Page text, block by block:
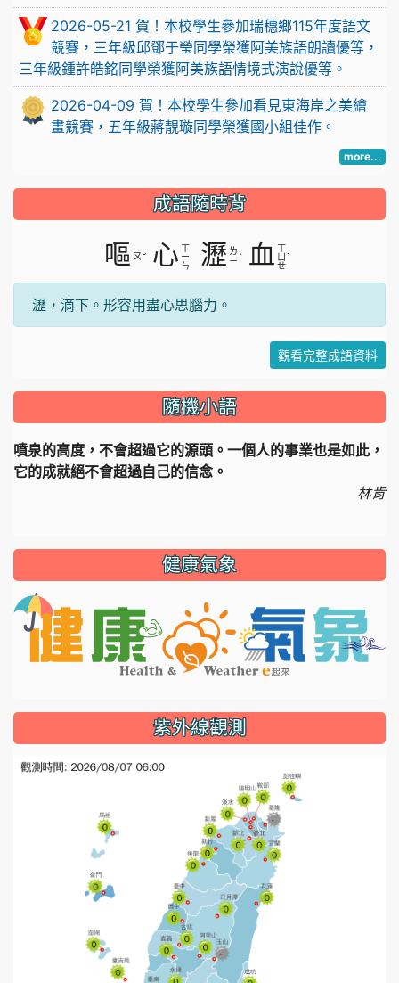
2026-05-21 賀！本校學生參加瑞穗鄉115年度語文
競賽，三年級邱鄧于瑩同學榮獲阿美族語朗讀優等，
三年級鍾許皓銘同學榮獲阿美族語情境式演說優等。
2026-04-09 賀！本校學生參加看見東海岸之美繪
畫競賽，五年級蔣靚璇同學榮獲國小組佳作。
more...
成語隨時背
嘔 ㄡˇ 心 ㄧ
ㄣ
瀝 ㄌ
ㄧ ˋ 血
ㄩ
ㄝ
ˋ
瀝，滴下。形容用盡心思腦力。
觀看完整成語資料
隨機小語
噴泉的高度，不會超過它的源頭。一個人的事業也是如此，
它的成就絕不會超過自己的信念。
林肯
健康氣象
紫外線觀測